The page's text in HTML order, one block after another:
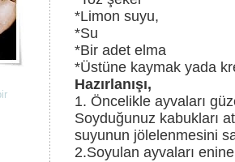
*Limon suyu,
*Su
*Bir adet elma
*Üstüne kaymak yada
Hazırlanışı,
1. Öncelikle ayvaları
Soyduğunuz kabukları
suyunun jölelenmesini
2.Soyulan ayvaları